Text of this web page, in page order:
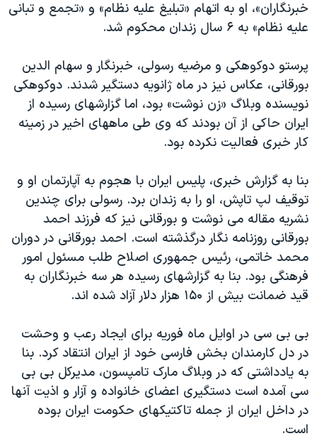
خبرنگاران»، او به اتهام «تبلیغ علیه نظام» و «تجمع و تبانی
علیه نظام» به ۶ سال زندان محکوم شد.
پرستو دوکوهکی و مرضیه رسولی، خبرنگار و سهام الدین
بورقانی، عکاس نیز در ماه ژانویه دستگیر شدند. دوکوهکی
نویسنده وبلاگ «زن نوشت» بود، اما گزارشهای رسیده از
ایران حاکی از آن بودند که وی طی ماههای اخیر در زمینه
کار خبری فعالیت نکرده بود.
بنا به گزارش خبری، پلیس ایران با هجوم به آپارتمان او و
توقیف لپ تاپش، او را به زندان برد. رسولی برای چندین
نشریه مقاله می نوشت و بورقانی نیز که فرزند احمد
بورقانی روزنامه نگار درگذشته است. احمد بورقانی در دوران
محمد خاتمی، رئیس جمهوری اصلاح طلب مسئول امور
فرهنگی بود. بنا به گزارشهای رسیده هر سه خبرنگاران به
قید ضمانت بیش از ۱۵۰ هزار دلار آزاد شده اند.
بی بی سی در اوایل ماه فوریه برای ایجاد رعب و وحشت
در دل کارمندان بخش فارسی خود از ایران انتقاد کرد. بنا
به یادداشتی که در وبلاگ مارک تامپسون، مدیرکل بی بی
سی آمده است دستگیری اعضای خانواده و آزار و اذیت آنها
در داخل ایران از جمله تاکتیکهای حکومت ایران بوده
است.